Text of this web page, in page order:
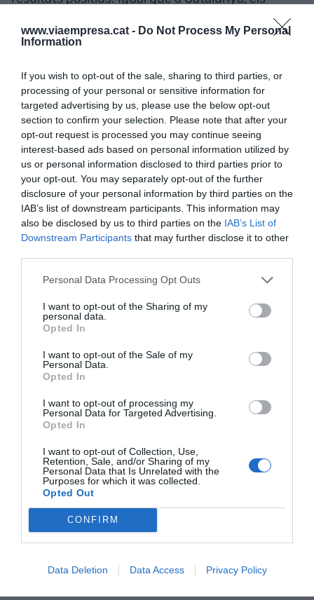
www.viaempresa.cat - Do Not Process My Personal
Information
If you wish to opt-out of the sale, sharing to third parties, or
processing of your personal or sensitive information for
targeted advertising by us, please use the below opt-out
section to confirm your selection. Please note that after your
opt-out request is processed you may continue seeing
interest-based ads based on personal information utilized by
us or personal information disclosed to third parties prior to
your opt-out. You may separately opt-out of the further
disclosure of your personal information by third parties on the
IAB’s list of downstream participants. This information may
also be disclosed by us to third parties on the IAB’s List of
Downstream Participants that may further disclose it to other
Personal Data Processing Opt Outs
I want to opt-out of the Sharing of my
personal data.
Opted In
I want to opt-out of the Sale of my
Personal Data.
Opted In
I want to opt-out of processing my
Personal Data for Targeted Advertising.
Opted In
I want to opt-out of Collection, Use,
Retention, Sale, and/or Sharing of my
Personal Data that Is Unrelated with the
Purposes for which it was collected.
Opted Out
CONFIRM
Data Deletion Data Access Privacy Policy
principals impulsors d'aquesta evolució positiva
van ser els béns de consum durador, amb un
intermedis (+19,5%) i els béns de consum, amb un
11,9% més que durant el mateix període de 2020.
Afegir VIA Empresa
com a font preferida de
Google de forma gratuïta
Estigues informat amb les últimes notícies d'actualitat
ACTIVAR ARA
RELACIONADES
La producció industrial pateix l'enfonsament
més gran des del 2009